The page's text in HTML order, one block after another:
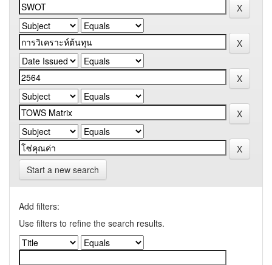
Start a new search
Add filters:
Use filters to refine the search results.